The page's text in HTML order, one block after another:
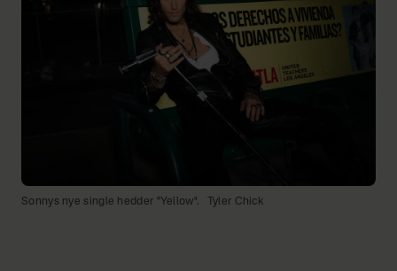
Sonnys nye single hedder "Yellow". Tyler Chick